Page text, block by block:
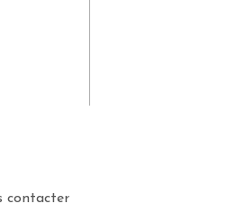
contacter